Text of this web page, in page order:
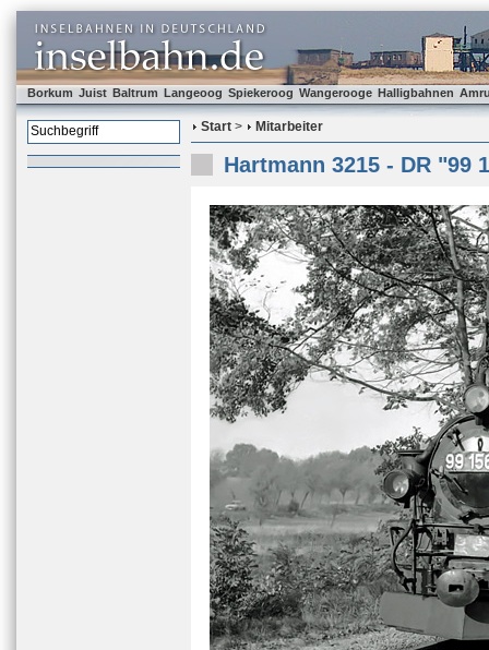
Borkum Juist Baltrum Langeoog Spiekeroog Wangerooge Halligbahnen
Start > Mitarbeiter
Hartmann 3215 - DR "99